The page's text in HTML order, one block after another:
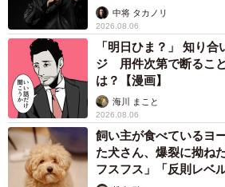
未熟」中将 タカノリ
2026.08.06
「明日ひま？」 知り
ジ 用件次第で断るこ
は？【漫画】
海川 まこと
2026.08.06
飼い主が食べているヨ
た犬さん、爆裂に拗ね
フスフス」「反則レベル